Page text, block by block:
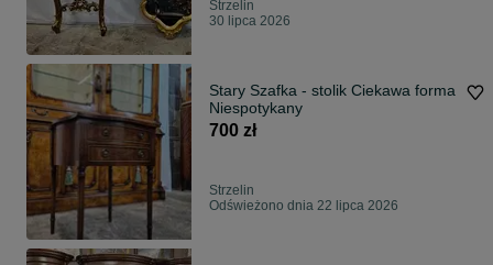
Strzelin
30 lipca 2026
Stary Szafka - stolik Ciekawa forma
Niespotykany
700 zł
Strzelin
Odświeżono dnia 22 lipca 2026